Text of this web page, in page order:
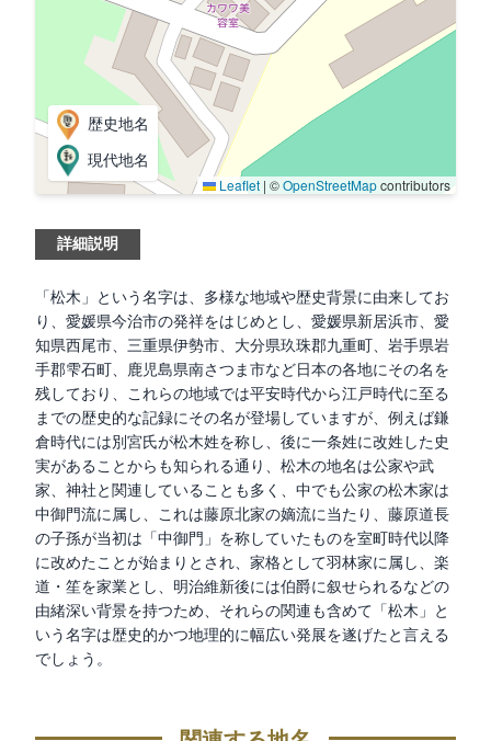
歴史地名
現代地名
Leaflet | ©OpenStreetMapcontributors
詳細説明
「松木」という名字は、多様な地域や歴史背景に由来してお
り、愛媛県今治市の発祥をはじめとし、愛媛県新居浜市、愛
知県西尾市、三重県伊勢市、大分県玖珠郡九重町、岩手県岩
手郡雫石町、鹿児島県南さつま市など日本の各地にその名を
残しており、これらの地域では平安時代から江戸時代に至る
までの歴史的な記録にその名が登場していますが、例えば鎌
倉時代には別宮氏が松木姓を称し、後に一条姓に改姓した史
実があることからも知られる通り、松木の地名は公家や武
家、神社と関連していることも多く、中でも公家の松木家は
中御門流に属し、これは藤原北家の嫡流に当たり、藤原道長
の子孫が当初は「中御門」を称していたものを室町時代以降
に改めたことが始まりとされ、家格として羽林家に属し、楽
道・笙を家業とし、明治維新後には伯爵に叙せられるなどの
由緒深い背景を持つため、それらの関連も含めて「松木」と
いう名字は歴史的かつ地理的に幅広い発展を遂げたと言える
でしょう。